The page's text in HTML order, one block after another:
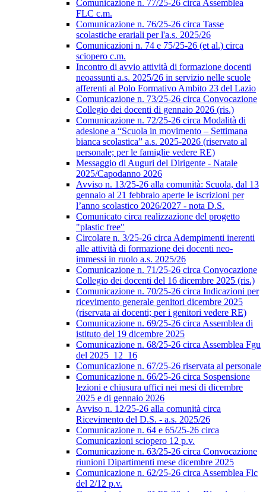
Comunicazione n. 77/25-26 circa Assemblea
FLC c.m.
Comunicazione n. 76/25-26 circa Tasse
scolastiche erariali per l'a.s. 2025/26
Comunicazioni n. 74 e 75/25-26 (et al.) circa
sciopero c.m.
Incontro di avvio attività di formazione docenti
neoassunti a.s. 2025/26 in servizio nelle scuole
afferenti al Polo Formativo Ambito 23 del Lazio
Comunicazione n. 73/25-26 circa Convocazione
Collegio dei docenti di gennaio 2026 (ris.)
Comunicazione n. 72/25-26 circa Modalità di
adesione a “Scuola in movimento – Settimana
bianca scolastica” a.s. 2025-2026 (riservato al
personale; per le famiglie vedere RE)
Messaggio di Auguri del Dirigente - Natale
2025/Capodanno 2026
Avviso n. 13/25-26 alla comunità: Scuola, dal 13
gennaio al 21 febbraio aperte le iscrizioni per
l’anno scolastico 2026/2027 - nota D.S.
Comunicato circa realizzazione del progetto
"plastic free"
Circolare n. 3/25-26 circa Adempimenti inerenti
alle attività di formazione dei docenti neo-
immessi in ruolo a.s. 2025/26
Comunicazione n. 71/25-26 circa Convocazione
Collegio dei docenti del 16 dicembre 2025 (ris.)
Comunicazione n. 70/25-26 circa Indicazioni per
ricevimento generale genitori dicembre 2025
(riservata ai docenti; per i genitori vedere RE)
Comunicazione n. 69/25-26 circa Assemblea di
istituto del 19 dicembre 2025
Comunicazione n. 68/25-26 circa Assemblea Fgu
del 2025_12_16
Comunicazione n. 67/25-26 riservata al personale
Comunicazione n. 66/25-26 circa Sospensione
lezioni e chiusura uffici nei mesi di dicembre
2025 e di gennaio 2026
Avviso n. 12/25-26 alla comunità circa
Ricevimento del D.S. - a.s. 2025/26
Comunicazione n. 64 e 65/25-26 circa
Comunicazioni sciopero 12 p.v.
Comunicazione n. 63/25-26 circa Convocazione
riunioni Dipartimenti mese dicembre 2025
Comunicazione n. 62/25-26 circa Assemblea Flc
del 2/12 p.v.